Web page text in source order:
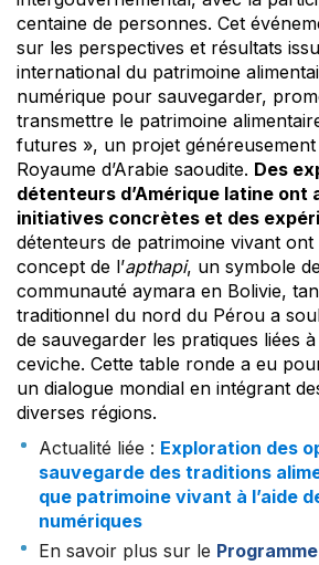
centaine de personnes. Cet
sur les perspectives et résultats
international du patrimoine
numérique pour sauvegarder,
transmettre le patrimoine
futures », un projet
Royaume d’Arabie saoudite. Des
détenteurs d’Amérique latine ont
initiatives concrètes et des
détenteurs de patrimoine vivant
concept de l’apthapi, un symbole
communauté aymara en Bolivie,
traditionnel du nord du Pérou a
de sauvegarder les pratiques liées
ceviche. Cette table ronde a eu
un dialogue mondial en intégrant
diverses régions.
Actualité liée : Exploration des
sauvegarde des traditions
que patrimoine vivant à l’aide
numériques
En savoir plus sur le Programme